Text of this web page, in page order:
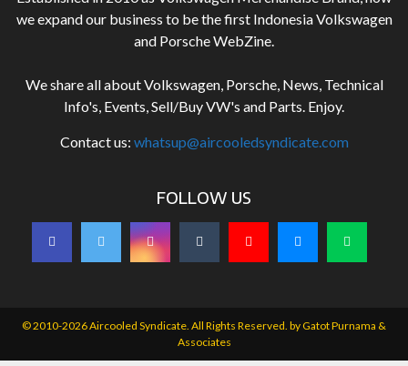
we expand our business to be the first Indonesia Volkswagen
and Porsche WebZine.
We share all about Volkswagen, Porsche, News, Technical
Info's, Events, Sell/Buy VW's and Parts. Enjoy.
Contact us: whatsup@aircooledsyndicate.com
FOLLOW US
© 2010-2026 Aircooled Syndicate. All Rights Reserved. by Gatot Purnama &
Associates